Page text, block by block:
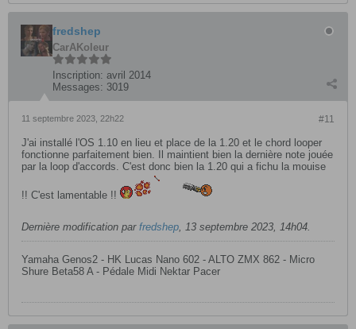
fredshep
CarAKoleur
Inscription: avril 2014
Messages: 3019
#11
11 septembre 2023, 22h22
J'ai installé l'OS 1.10 en lieu et place de la 1.20 et le chord looper
fonctionne parfaitement bien. Il maintient bien la dernière note jouée
par la loop d'accords. C'est donc bien la 1.20 qui a fichu la mouise
!! C'est lamentable !!
Dernière modification par fredshep, 13 septembre 2023, 14h04.
Yamaha Genos2 - HK Lucas Nano 602 - ALTO ZMX 862 - Micro
Shure Beta58 A - Pédale Midi Nektar Pacer